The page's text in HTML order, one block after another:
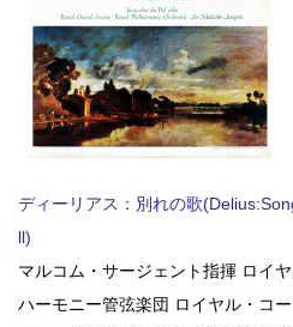
ディーリアス：別れの歌
ll)
マルコム・サージェント指揮 ロイ
ハーモニー管弦楽団 ロイヤル・コ